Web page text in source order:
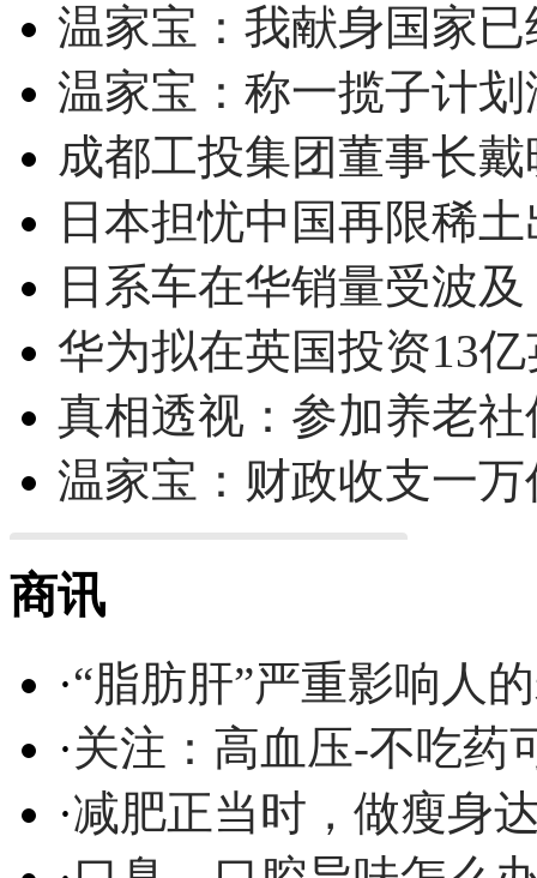
温家宝：我献身国家
温家宝：称一揽子计
成都工投集团董事长
日本担忧中国再限稀
日系车在华销量受波
华为拟在英国投资13
真相透视：参加养老
温家宝：财政收支一
商讯
·“脂肪肝”严重影响人
·关注：高血压-不吃药
·减肥正当时，做瘦身